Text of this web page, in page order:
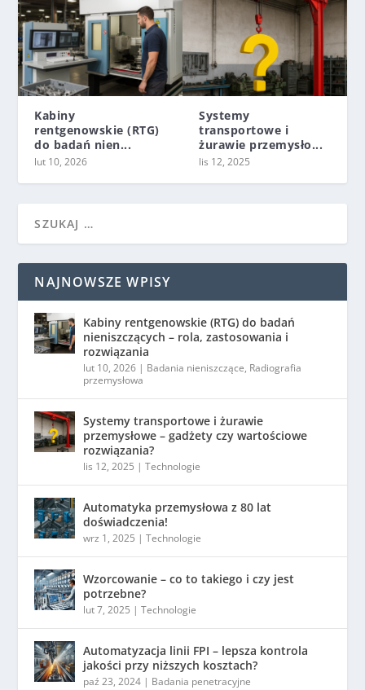
Kabiny
rentgenowskie (RTG)
do badań nien...
lut 10, 2026
Systemy
transportowe i
żurawie przemysło...
lis 12, 2025
NAJNOWSZE WPISY
Kabiny rentgenowskie (RTG) do badań
nieniszczących – rola, zastosowania i
rozwiązania
lut 10, 2026 | Badania nieniszczące, Radiografia
przemysłowa
Systemy transportowe i żurawie
przemysłowe – gadżety czy wartościowe
rozwiązania?
lis 12, 2025 |Technologie
Automatyka przemysłowa z 80 lat
doświadczenia!
wrz 1, 2025 |Technologie
Wzorcowanie – co to takiego i czy jest
potrzebne?
lut 7, 2025 |Technologie
Automatyzacja linii FPI – lepsza kontrola
jakości przy niższych kosztach?
paź 23, 2024 | Badania penetracyjne